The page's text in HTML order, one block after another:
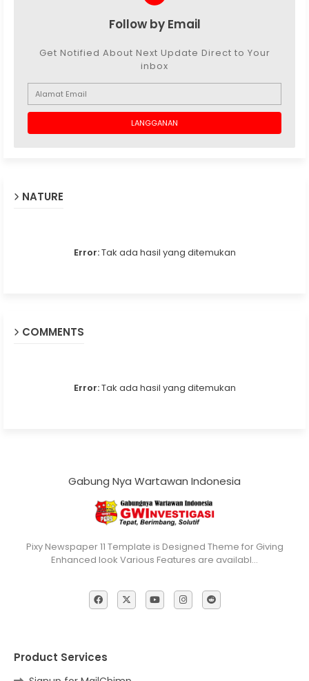
Follow by Email
Get Notified About Next Update Direct to Your
inbox
NATURE
Error:Tak ada hasil yang ditemukan
COMMENTS
Error:Tak ada hasil yang ditemukan
Gabung Nya Wartawan Indonesia
Pixy Newspaper 11 Template is Designed Theme for Giving
Enhanced look Various Features are availabl…
Product Services